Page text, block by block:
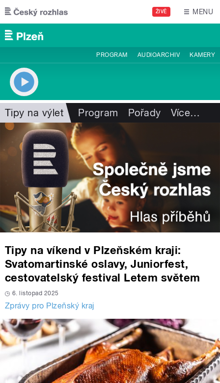
Přejít k hlavnímu obsahu
ŽIVĚ MENU
PROGRAM AUDIOARCHIV KAMERY
Tipy na výlet Program Pořady Více…
Tipy na víkend v Plzeňském kraji:
Svatomartinské oslavy, Juniorfest,
cestovatelský festival Letem světem
6. listopad 2025
Zprávy pro Plzeňský kraj